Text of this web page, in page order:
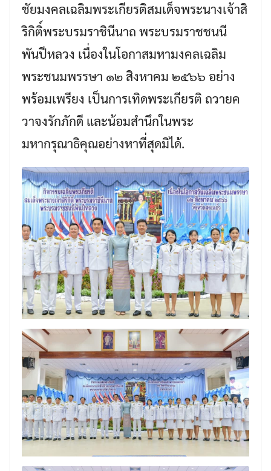
ชัยมงคลเฉลิมพระเกียรติสมเด็จพระนางเจ้าสิ
ริกิติ์พระบรมราชินีนาถ พระบรมราชชนนี
พันปีหลวง เนื่องในโอกาสมหามงคลเฉลิม
พระชนมพรรษา ๑๒ สิงหาคม ๒๕๖๖ อย่าง
พร้อมเพรียง เป็นการเทิดพระเกียรติ ถวายค
วาจงรักภักดี และน้อมสำนึกในพระ
มหากรุณาธิคุณอย่างหาที่สุดมิได้.